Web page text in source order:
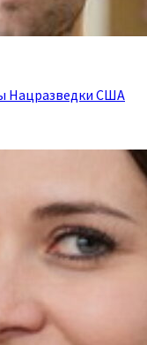
Нацразведки США